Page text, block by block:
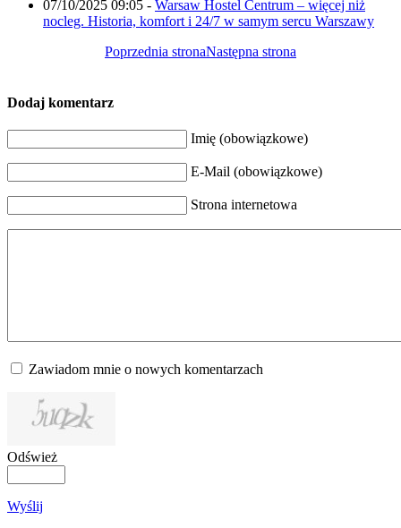
07/10/2025 09:05 - Warsaw Hostel Centrum – więcej niż
nocleg. Historia, komfort i 24/7 w samym sercu Warszawy
Poprzednia stronaNastępna strona
Dodaj komentarz
Imię (obowiązkowe)
E-Mail (obowiązkowe)
Strona internetowa
Zawiadom mnie o nowych komentarzach
Odśwież
Wyślij